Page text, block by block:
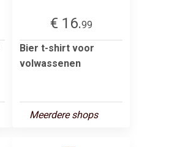
€ 16.99
Bier t-shirt voor
volwassenen
Meerdere shops